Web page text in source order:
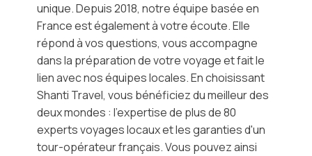
unique. Depuis 2018, notre équipe basée en
France est également à votre écoute. Elle
répond à vos questions, vous accompagne
dans la préparation de votre voyage et fait le
lien avec nos équipes locales. En choisissant
Shanti Travel, vous bénéficiez du meilleur des
deux mondes : l'expertise de plus de 80
experts voyages locaux et les garanties d'un
tour-opérateur français. Vous pouvez ainsi